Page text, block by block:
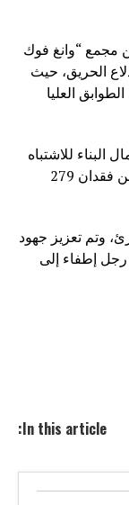
جارية في 3 أبراج من مجمع “وانغ فوك
15 ساعة من اندلاع الحريق، حيث
العليا
من عمال البناء للاشتباه
في تسببهم بالحريق، بينما أعلنت السلطات عن فقدان 279
وتم تعزيز جهود
الإطفاء بإرسال 128 شاحنة إطفاء ونحو 800 رجل إطفاء إلى
In this article: